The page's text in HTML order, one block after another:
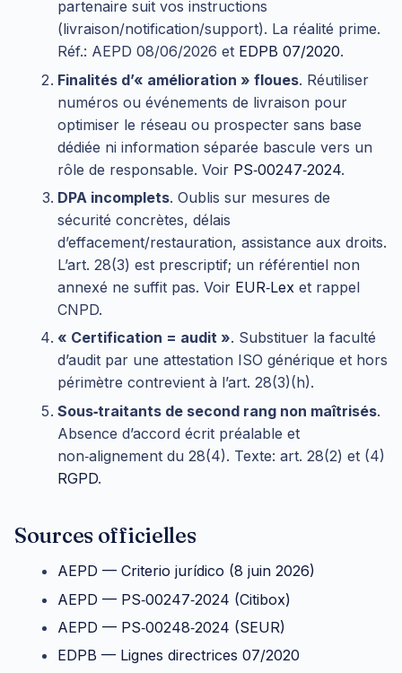
partenaire suit vos instructions
(livraison/notification/support). La réalité prime.
Réf.: AEPD 08/06/2026 et EDPB 07/2020.
Finalités d’« amélioration » floues. Réutiliser
numéros ou événements de livraison pour
optimiser le réseau ou prospecter sans base
dédiée ni information séparée bascule vers un
rôle de responsable. Voir PS‑00247‑2024.
DPA incomplets. Oublis sur mesures de
sécurité concrètes, délais
d’effacement/restauration, assistance aux droits.
L’art. 28(3) est prescriptif; un référentiel non
annexé ne suffit pas. Voir EUR‑Lex et rappel
CNPD.
« Certification = audit ». Substituer la faculté
d’audit par une attestation ISO générique et hors
périmètre contrevient à l’art. 28(3)(h).
Sous‑traitants de second rang non maîtrisés.
Absence d’accord écrit préalable et
non‑alignement du 28(4). Texte: art. 28(2) et (4)
RGPD.
Sources officielles
AEPD — Criterio jurídico (8 juin 2026)
AEPD — PS‑00247‑2024 (Citibox)
AEPD — PS‑00248‑2024 (SEUR)
EDPB — Lignes directrices 07/2020